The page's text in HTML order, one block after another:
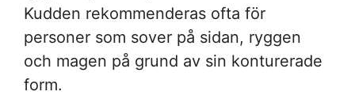
Kudden rekommenderas ofta för
personer som sover på sidan, ryggen
och magen på grund av sin konturerade
form.